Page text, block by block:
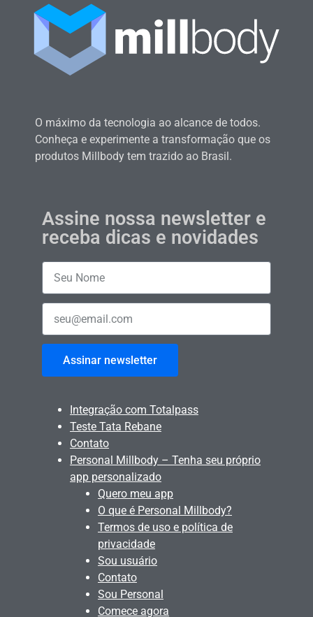
O máximo da tecnologia ao alcance de todos.
Conheça e experimente a transformação que os
produtos Millbody tem trazido ao Brasil.
Assine nossa newsletter e
receba dicas e novidades
Assinar newsletter
Integração com Totalpass
Teste Tata Rebane
Contato
Personal Millbody – Tenha seu próprio
app personalizado
Quero meu app
O que é Personal Millbody?
Termos de uso e política de
privacidade
Sou usuário
Contato
Sou Personal
Comece agora